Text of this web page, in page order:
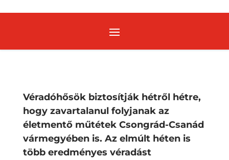
Véradóhősök biztosítják hétről hétre,
hogy zavartalanul folyjanak az
életmentő műtétek Csongrád-Csanád
vármegyében is. Az elmúlt héten is
több eredményes véradást